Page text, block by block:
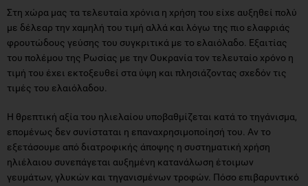
Στη χώρα μας τα τελευταία χρόνια η χρήση του είχε αυξηθεί πολύ
με δέλεαρ την χαμηλή του τιμή αλλά και λόγω της πιο ελαφριάς
φρουτώδους γεύσης του συγκριτικά με το ελαιόλαδο. Εξαιτίας
του πολέμου της Ρωσίας με την Ουκρανία τον τελευταίο χρόνο η
τιμή του έχει εκτοξευθεί στα ύψη και πλησιάζοντας σχεδόν τις
τιμές του ελαιόλαδου.
Η θρεπτική αξία του ηλιελαίου υποβαθμίζεται κατά το τηγάνισμα,
επομένως δεν συνίσταται η επαναχρησιμοποίησή του. Αν το
εξετάσουμε από διατροφικής άποψης η συστηματική χρήση
ηλιέλαιου συνεπάγεται αυξημένη κατανάλωση έτοιμων
γευμάτων, γλυκών και τηγανισμένων τροφών. Πόσο επιβαρυντικό